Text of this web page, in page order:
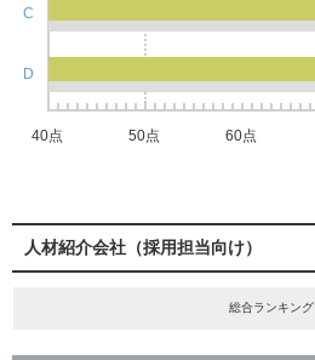
C
D
40点 50点 60点
人材紹介会社（採用担当向け）
総合ランキング